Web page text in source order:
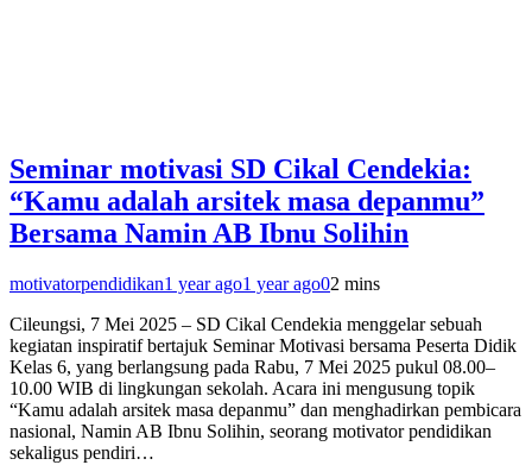
Seminar motivasi SD Cikal Cendekia:
“Kamu adalah arsitek masa depanmu”
Bersama Namin AB Ibnu Solihin
motivatorpendidikan1 year ago1 year ago02 mins
Cileungsi, 7 Mei 2025 – SD Cikal Cendekia menggelar sebuah
kegiatan inspiratif bertajuk Seminar Motivasi bersama Peserta Didik
Kelas 6, yang berlangsung pada Rabu, 7 Mei 2025 pukul 08.00–
10.00 WIB di lingkungan sekolah. Acara ini mengusung topik
“Kamu adalah arsitek masa depanmu” dan menghadirkan pembicara
nasional, Namin AB Ibnu Solihin, seorang motivator pendidikan
sekaligus pendiri…